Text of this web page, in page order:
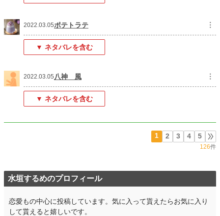
2022.03.05ポテトラテ ︙
▼ ネタバレを含む
2022.03.05 八神 風 ︙
▼ ネタバレを含む
1 2 3 4 5
126件
水垣するめのプロフィール
恋愛もの中心に投稿しています。気に入って貰えたらお気に入り
して貰えると嬉しいです。